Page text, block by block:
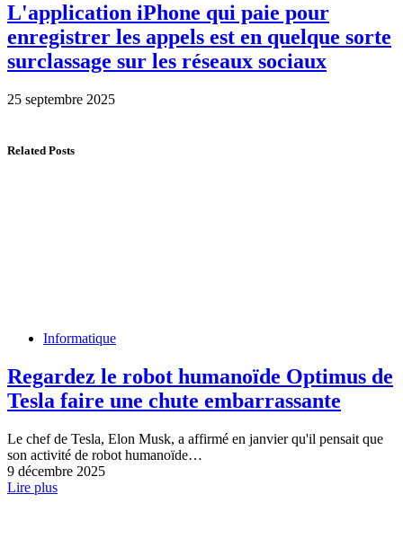
L'application iPhone qui paie pour
enregistrer les appels est en quelque sorte
surclassage sur les réseaux sociaux
25 septembre 2025
Related Posts
Informatique
Regardez le robot humanoïde Optimus de
Tesla faire une chute embarrassante
Le chef de Tesla, Elon Musk, a affirmé en janvier qu'il pensait que
son activité de robot humanoïde…
9 décembre 2025
Lire plus